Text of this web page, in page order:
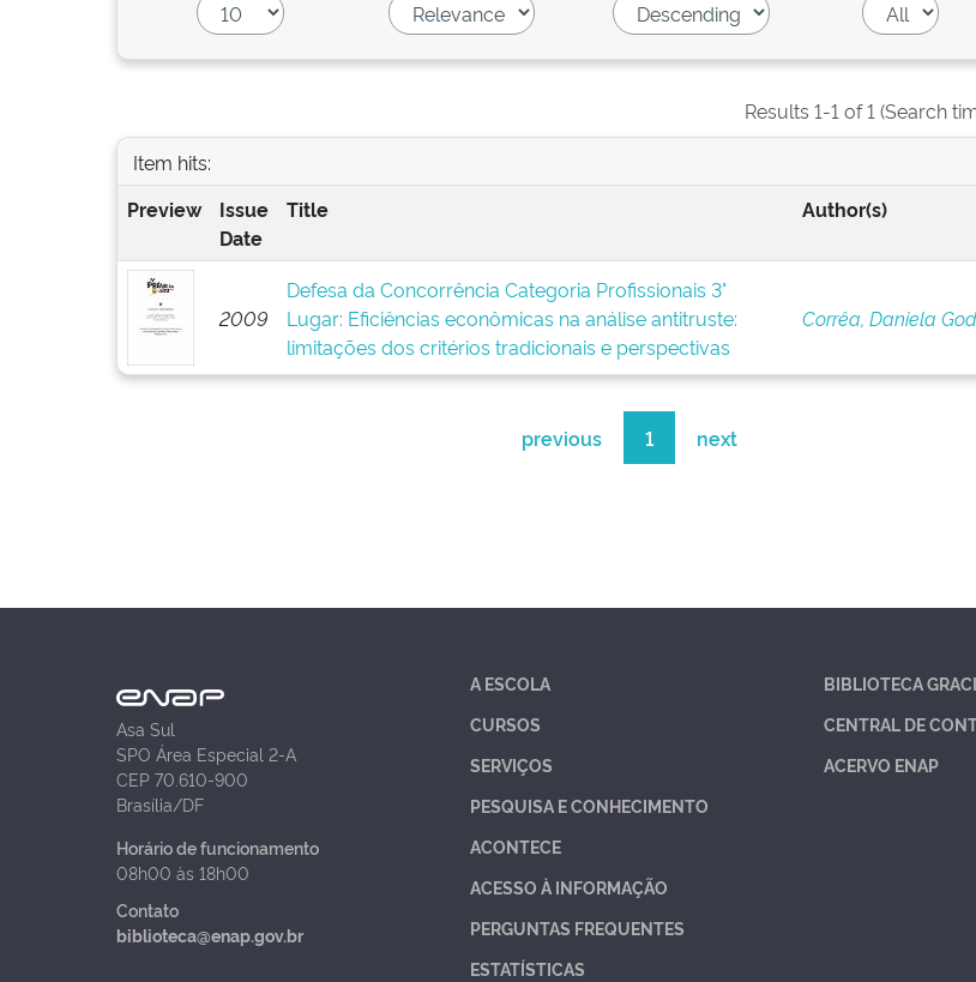
Results 1-1 of 1 (Search
Item hits:
Preview
Issue
Date
Title Author(s)
2009
Defesa da Concorrência Categoria Profissionais 3°
Lugar: Eficiências econômicas na análise antitruste:
limitações dos critérios tradicionais e perspectivas
Corrêa, Daniela
previous 1 next
Asa Sul
SPO Área Especial 2-A
CEP 70.610-900
Brasília/DF
Horário de funcionamento
08h00 às 18h00
Contato
biblioteca@enap.gov.br
A ESCOLA
CURSOS
SERVIÇOS
PESQUISA E CONHECIMENTO
ACONTECE
ACESSO À INFORMAÇÃO
PERGUNTAS FREQUENTES
ESTATÍSTICAS
BIBLIOTECA
CENTRAL DE
ACERVO ENAP